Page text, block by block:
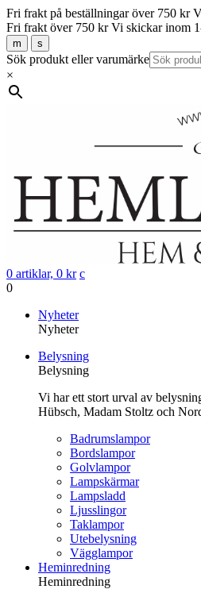
Fri frakt på beställningar över 750 kr
Fri frakt över 750 kr Vi skickar inom
m s
Sök produkt eller varumärke
×
0 artiklar, 0 kr c
0
innehåll
Nyheter
Nyheter
Belysning
Belysning
Vi har ett stort urval av
Hübsch, Madam Stoltz och
Badrumslampor
Bordslampor
Golvlampor
Lampskärmar
Lampsladd
Ljusslingor
Taklampor
Utebelysning
Vägglampor
Heminredning
Heminredning